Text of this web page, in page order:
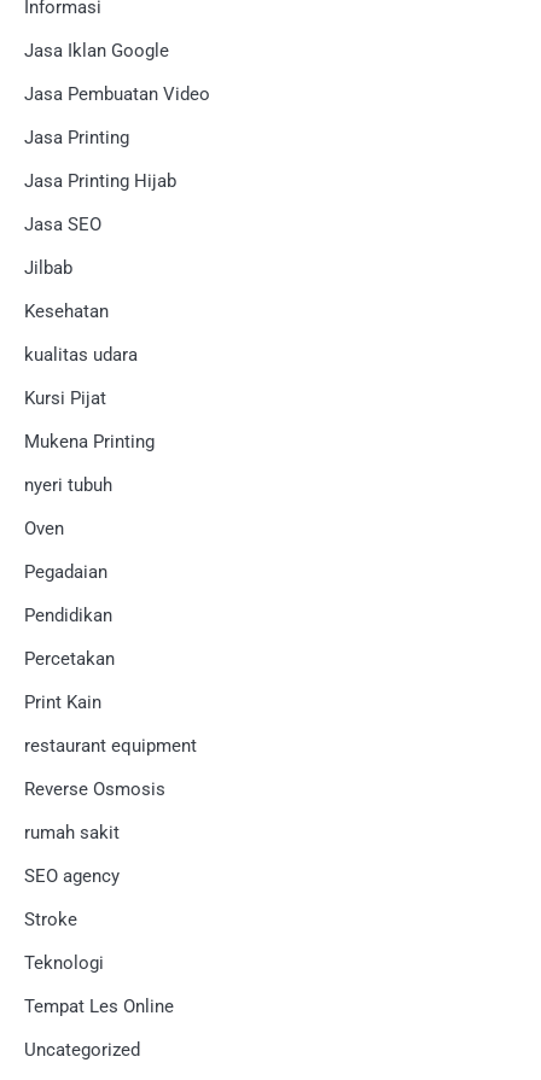
Informasi
Jasa Iklan Google
Jasa Pembuatan Video
Jasa Printing
Jasa Printing Hijab
Jasa SEO
Jilbab
Kesehatan
kualitas udara
Kursi Pijat
Mukena Printing
nyeri tubuh
Oven
Pegadaian
Pendidikan
Percetakan
Print Kain
restaurant equipment
Reverse Osmosis
rumah sakit
SEO agency
Stroke
Teknologi
Tempat Les Online
Uncategorized